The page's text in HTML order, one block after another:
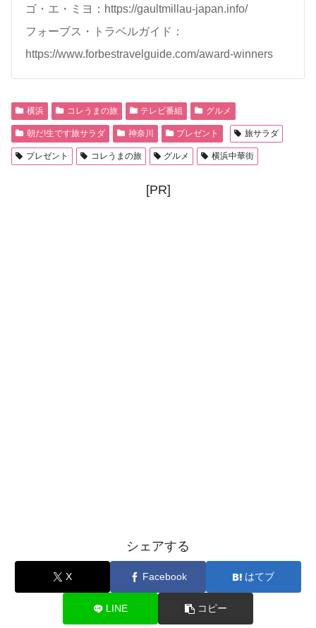
ゴ・エ・ミヨ：https://gaultmillau-japan.info/
フォーブス・トラベルガイド：
https://www.forbestravelguide.com/award-winners
横浜 コレうまの旅 テレビ番組 グルメ
朝だ!生です旅サラダ 神奈川 プレゼント 旅サラダ
プレゼント コレうまの旅 グルメ 横浜中華街
[PR]
シェアする
X Facebook はてブ
LINE コピー